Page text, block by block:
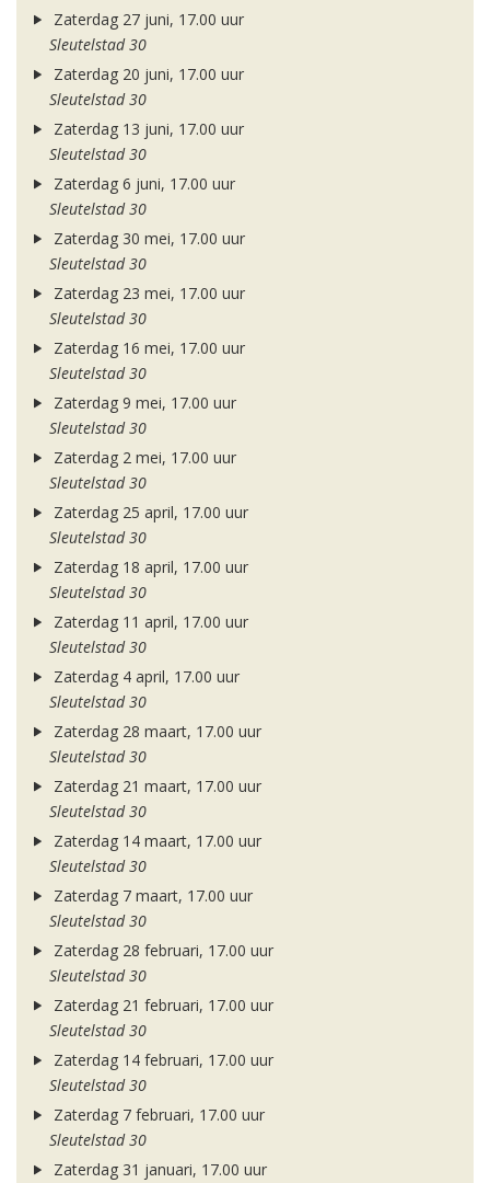
Zaterdag 27 juni, 17.00 uur
Sleutelstad 30
Zaterdag 20 juni, 17.00 uur
Sleutelstad 30
Zaterdag 13 juni, 17.00 uur
Sleutelstad 30
Zaterdag 6 juni, 17.00 uur
Sleutelstad 30
Zaterdag 30 mei, 17.00 uur
Sleutelstad 30
Zaterdag 23 mei, 17.00 uur
Sleutelstad 30
Zaterdag 16 mei, 17.00 uur
Sleutelstad 30
Zaterdag 9 mei, 17.00 uur
Sleutelstad 30
Zaterdag 2 mei, 17.00 uur
Sleutelstad 30
Zaterdag 25 april, 17.00 uur
Sleutelstad 30
Zaterdag 18 april, 17.00 uur
Sleutelstad 30
Zaterdag 11 april, 17.00 uur
Sleutelstad 30
Zaterdag 4 april, 17.00 uur
Sleutelstad 30
Zaterdag 28 maart, 17.00 uur
Sleutelstad 30
Zaterdag 21 maart, 17.00 uur
Sleutelstad 30
Zaterdag 14 maart, 17.00 uur
Sleutelstad 30
Zaterdag 7 maart, 17.00 uur
Sleutelstad 30
Zaterdag 28 februari, 17.00 uur
Sleutelstad 30
Zaterdag 21 februari, 17.00 uur
Sleutelstad 30
Zaterdag 14 februari, 17.00 uur
Sleutelstad 30
Zaterdag 7 februari, 17.00 uur
Sleutelstad 30
Zaterdag 31 januari, 17.00 uur